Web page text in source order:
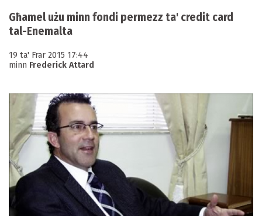
Għamel użu minn fondi permezz ta' credit card
tal-Enemalta
19 ta' Frar 2015 17:44
minn Frederick Attard